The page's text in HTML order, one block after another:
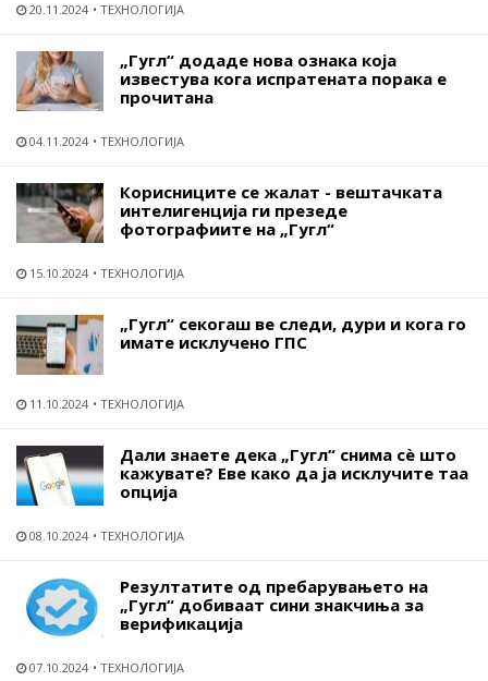
20.11.2024 ТЕХНОЛОГИЈА
„Гугл“ додаде нова ознака која
известува кога испратената порака е
прочитана
04.11.2024 ТЕХНОЛОГИЈА
Корисниците се жалат - вештачката
интелигенција ги презеде
фотографиите на „Гугл“
15.10.2024 ТЕХНОЛОГИЈА
„Гугл“ секогаш ве следи, дури и кога го
имате исклучено ГПС
11.10.2024 ТЕХНОЛОГИЈА
Дали знаете дека „Гугл“ снима сѐ што
кажувате? Еве како да ја исклучите таа
опција
08.10.2024 ТЕХНОЛОГИЈА
Резултатите од пребарувањето на
„Гугл“ добиваат сини знакчиња за
верификација
07.10.2024 ТЕХНОЛОГИЈА